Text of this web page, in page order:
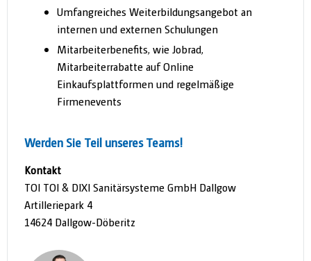
Umfangreiches Weiterbildungsangebot an
internen und externen Schulungen
Mitarbeiterbenefits, wie Jobrad,
Mitarbeiterrabatte auf Online
Einkaufsplattformen und regelmäßige
Firmenevents
Werden Sie Teil unseres Teams!
Kontakt
TOI TOI & DIXI Sanitärsysteme GmbH Dallgow
Artilleriepark 4
14624 Dallgow-Döberitz